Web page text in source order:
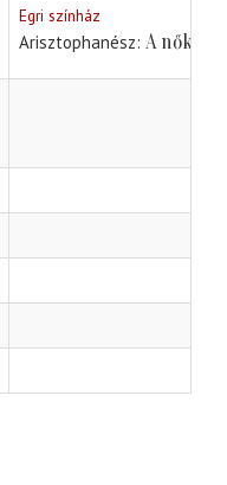
Egri színház
Arisztophanész A nők